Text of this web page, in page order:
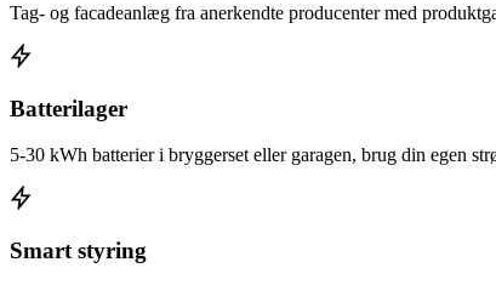
Tag- og facadeanlæg fra anerkendte producenter med
Batterilager
5-30 kWh batterier i bryggerset eller garagen, brug din egen
Smart styring